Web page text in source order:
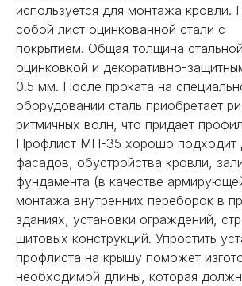
используется для монтажа кровли.
собой лист оцинкованной стали с
покрытием. Общая толщина
оцинковкой и декоративно-
0.5 мм. После проката на
оборудовании сталь приобретает
ритмичных волн, что придает
Профлист МП-35 хорошо подходит
фасадов, обустройства кровли,
фундамента (в качестве
монтажа внутренних переборок в
зданиях, установки ограждений,
щитовых конструкций. Упростить
профлиста на крышу поможет
необходимой длины, которая